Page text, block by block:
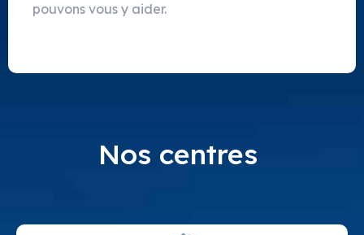
pouvons vous y aider.
Nos centres